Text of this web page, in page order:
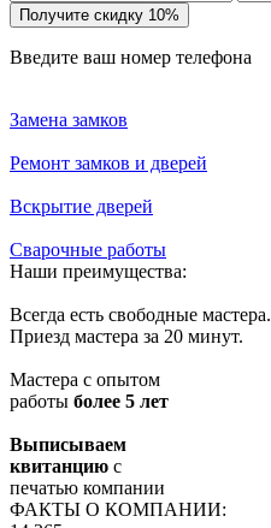
Получите скидку 10%
Введите ваш номер телефона
Замена замков
Ремонт замков и дверей
Вскрытие дверей
Сварочные работы
Наши преимущества:
Всегда есть свободные мастера.
Приезд мастера за 20 минут.
Мастера с опытом
работы более 5 лет
Выписываем
квитанцию с
печатью компании
ФАКТЫ О КОМПАНИИ: